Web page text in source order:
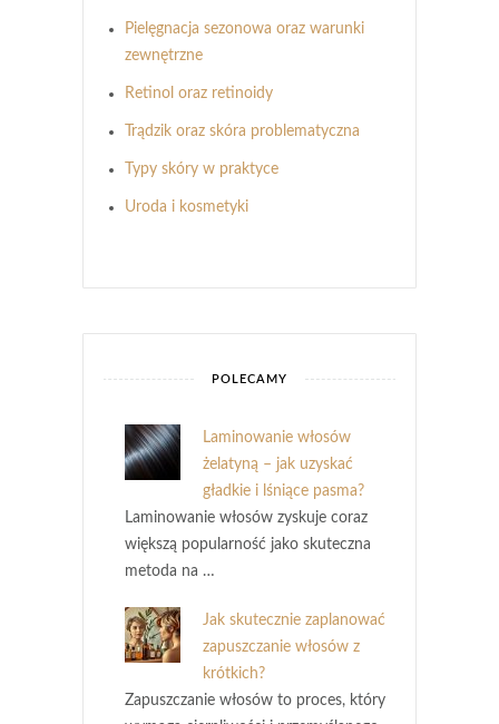
Pielęgnacja sezonowa oraz warunki
zewnętrzne
Retinol oraz retinoidy
Trądzik oraz skóra problematyczna
Typy skóry w praktyce
Uroda i kosmetyki
POLECAMY
Laminowanie włosów
żelatyną – jak uzyskać
gładkie i lśniące pasma?
Laminowanie włosów zyskuje coraz
większą popularność jako skuteczna
metoda na …
Jak skutecznie zaplanować
zapuszczanie włosów z
krótkich?
Zapuszczanie włosów to proces, który